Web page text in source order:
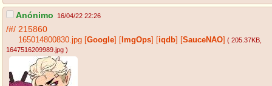
Anónimo 16/04/22 22:26
/#/ 215860
165014800830.jpg Google ImgOps iqdb SauceNAO ( 205.37KB
1647516209989.jpg )